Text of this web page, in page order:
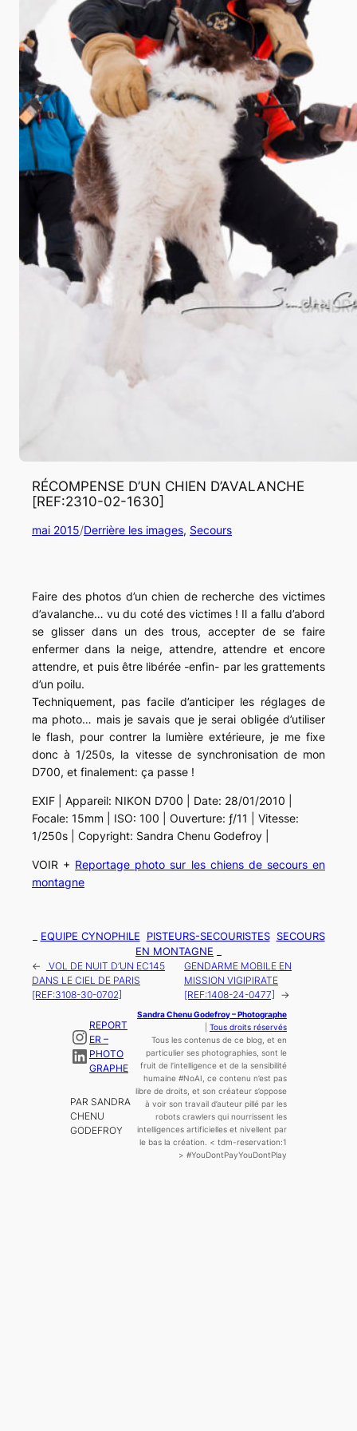
RÉCOMPENSE D’UN CHIEN D’AVALANCHE
[REF:2310-02-1630]
mai 2015/Derrière les images, Secours
Faire des photos d’un chien de recherche des victimes
d’avalanche… vu du coté des victimes ! Il a fallu d’abord
se glisser dans un des trous, accepter de se faire
enfermer dans la neige, attendre, attendre et encore
attendre, et puis être libérée -enfin- par les grattements
d’un poilu.
Techniquement, pas facile d’anticiper les réglages de
ma photo… mais je savais que je serai obligée d’utiliser
le flash, pour contrer la lumière extérieure, je me fixe
donc à 1/250s, la vitesse de synchronisation de mon
D700, et finalement: ça passe !
EXIF | Appareil: NIKON D700 | Date: 28/01/2010 |
Focale: 15mm | ISO: 100 | Ouverture: ƒ/11 | Vitesse:
1/250s | Copyright: Sandra Chenu Godefroy |
VOIR + Reportage photo sur les chiens de secours en
montagne
EQUIPE CYNOPHILE PISTEURS-SECOURISTES SECOURS
EN MONTAGNE
←
VOL DE NUIT D’UN EC145
DANS LE CIEL DE PARIS
[REF:3108-30-0702]
GENDARME MOBILE EN
MISSION VIGIPIRATE
[REF:1408-24-0477] →
Instagram
LinkedIn
REPORT
ER –
PHOTO
GRAPHE
PAR SANDRA
CHENU
GODEFROY
Sandra Chenu Godefroy – Photographe
Tous droits réservés
Tous les contenus de ce blog, et en
particulier ses photographies, sont le
fruit de l’intelligenceet de la sensibilité
humaine#NoAI, ce contenu n’est pas
libre de droits, et son créateur s’oppose
à voir son travail d’auteur pillé par les
robots crawlers qui nourrissent les
intelligences artificielles et nivellent par
le bas la création. < tdm-reservation:1
> #YouDontPayYouDontPlay